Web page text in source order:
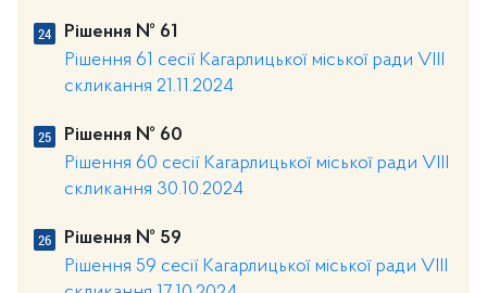
Рішення № 61
Рішення 61 сесії Кагарлицької міської ради VIII
скликання 21.11.2024
Рішення № 60
Рішення 60 сесії Кагарлицької міської ради VIII
скликання 30.10.2024
Рішення № 59
Рішення 59 сесії Кагарлицької міської ради VIII